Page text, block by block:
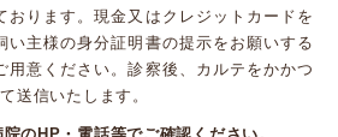
おります。現金又はクレジットカードを
い主様の身分証明書の提示をお願いする
用意ください。診察後、カルテをかかつ
送信いたします。